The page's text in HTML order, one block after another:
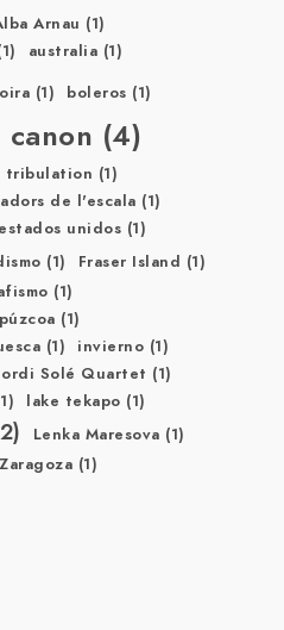
Arnau (1)
australia (1)
(1) boleros (1)
canon (4)
tribulation (1)
de l'escala (1)
estados unidos (1)
(1) Fraser Island (1)
(1)
(1)
(1) invierno (1)
Solé Quartet (1)
lake tekapo (1)
Lenka Maresova (1)
Zaragoza (1)